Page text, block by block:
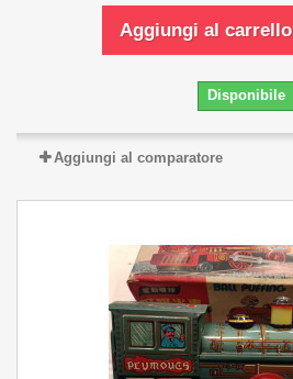
Aggiungi al carrello
Disponibile
Aggiungi al comparatore